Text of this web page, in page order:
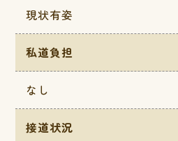
現状有姿
私道負担
なし
接道状況